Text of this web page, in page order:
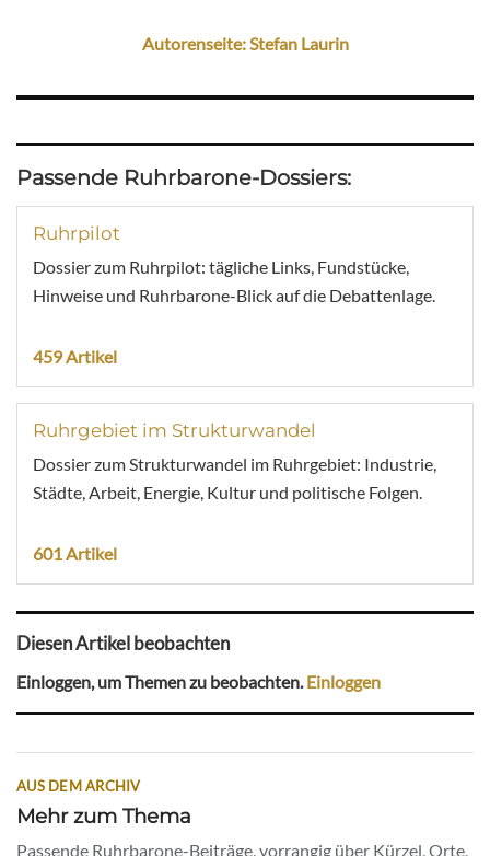
Autorenseite: Stefan Laurin
Passende Ruhrbarone-Dossiers:
Ruhrpilot
Dossier zum Ruhrpilot: tägliche Links, Fundstücke,
Hinweise und Ruhrbarone-Blick auf die Debattenlage.
459 Artikel
Ruhrgebiet im Strukturwandel
Dossier zum Strukturwandel im Ruhrgebiet: Industrie,
Städte, Arbeit, Energie, Kultur und politische Folgen.
601 Artikel
Diesen Artikel beobachten
Einloggen, um Themen zu beobachten.Einloggen
AUS DEM ARCHIV
Mehr zum Thema
Passende Ruhrbarone-Beiträge, vorrangig über Kürzel, Orte,